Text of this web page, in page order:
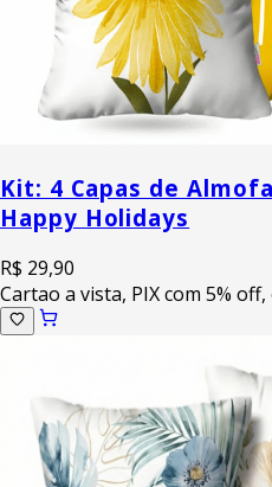
Kit: 4 Capas de
Happy Holidays
R$ 29,90
Cartao a vista, PIX com 5%